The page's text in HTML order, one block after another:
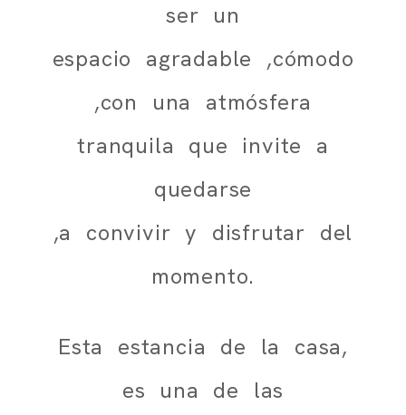
ser un
espacio agradable ,cómodo
,con una atmósfera
tranquila que invite a
quedarse
,a convivir y disfrutar del
momento.
Esta estancia de la casa,
es una de las